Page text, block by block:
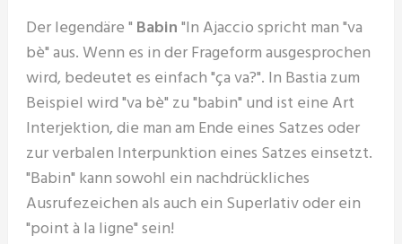
Der legendäre " Babin"In Ajaccio spricht man "va
bè" aus. Wenn es in der Frageform ausgesprochen
wird, bedeutet es einfach "ça va?". In Bastia zum
Beispiel wird "va bè" zu "babin" und ist eine Art
Interjektion, die man am Ende eines Satzes oder
zur verbalen Interpunktion eines Satzes einsetzt.
"Babin" kann sowohl ein nachdrückliches
Ausrufezeichen als auch ein Superlativ oder ein
"point à la ligne" sein!